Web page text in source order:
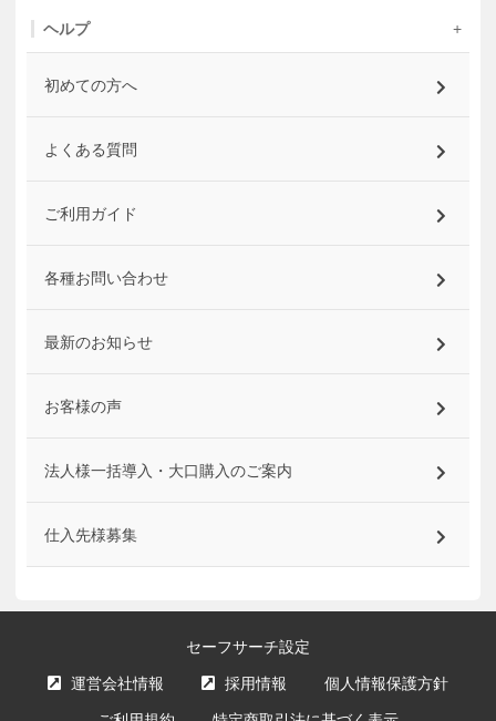
ヘルプ
初めての方へ
よくある質問
ご利用ガイド
各種お問い合わせ
最新のお知らせ
お客様の声
法人様一括導入・大口購入のご案内
仕入先様募集
セーフサーチ設定
運営会社情報 採用情報 個人情報保護方針